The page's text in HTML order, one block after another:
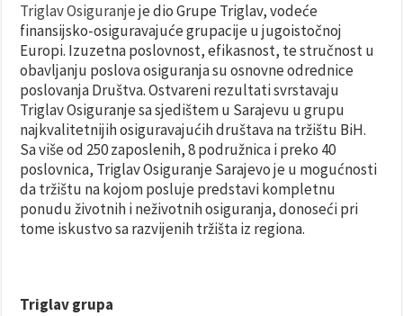
Triglav Osiguranjeje dio Grupe Triglav, vodeće
finansijsko-osiguravajuće grupacije u jugoistočnoj
Europi. Izuzetna poslovnost, efikasnost, te stručnost u
obavljanju poslova osiguranja su osnovne odrednice
poslovanja Društva. Ostvareni rezultati svrstavaju
Triglav Osiguranje sa sjedištem u Sarajevu u grupu
najkvalitetnijih osiguravajućih društava na tržištu BiH.
Sa više od 250 zaposlenih, 8 podružnica i preko 40
poslovnica, Triglav Osiguranje Sarajevo je u mogućnosti
da tržištu na kojom posluje predstavi kompletnu
ponudu životnih i neživotnih osiguranja, donoseći pri
tome iskustvo sa razvijenih tržišta iz regiona.
Triglav grupa